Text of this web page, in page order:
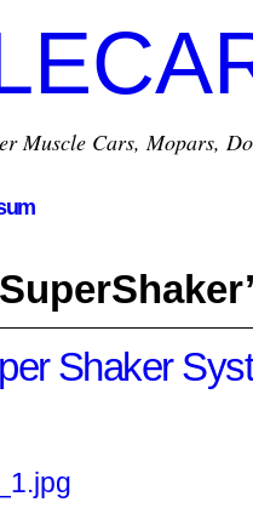
Muscle Cars, Mopars,
Shaker